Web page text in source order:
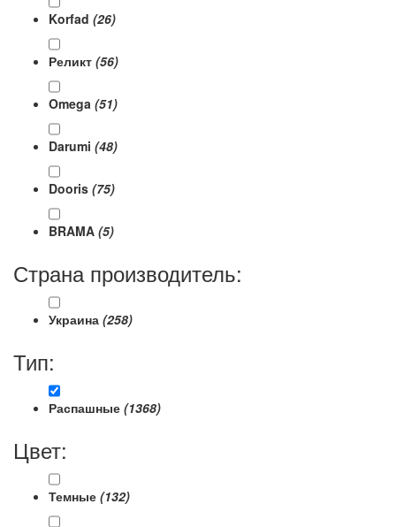
Korfad (26)
Реликт (56)
Omega (51)
Darumi (48)
Dooris (75)
BRAMA (5)
Страна производитель:
Украина (258)
Тип:
Распашные (1368)
Цвет:
Темные (132)